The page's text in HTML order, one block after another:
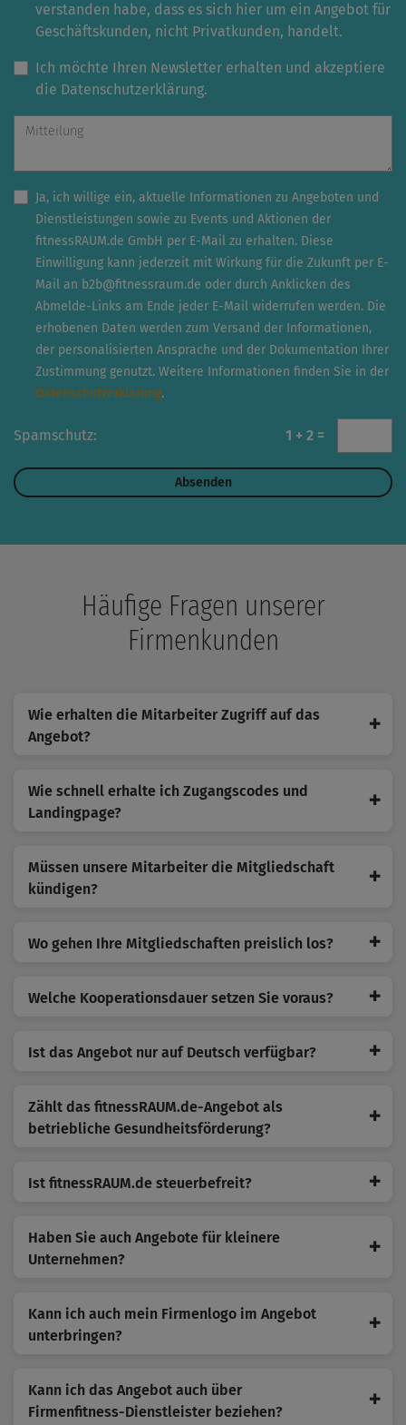
verstanden habe, dass es sich hier um ein Angebot für
Geschäftskunden, nicht Privatkunden, handelt.
Ich möchte Ihren Newsletter erhalten und akzeptiere
die Datenschutzerklärung.
Ja, ich willige ein, aktuelle Informationen zu Angeboten und
Dienstleistungen sowie zu Events und Aktionen der
fitnessRAUM.de GmbH per E-Mail zu erhalten. Diese
Einwilligung kann jederzeit mit Wirkung für die Zukunft per E-
Mail an b2b@fitnessraum.de oder durch Anklicken des
Abmelde-Links am Ende jeder E-Mail widerrufen werden. Die
erhobenen Daten werden zum Versand der Informationen,
der personalisierten Ansprache und der Dokumentation Ihrer
Zustimmung genutzt. Weitere Informationen finden Sie in der
Datenschutzerklärung.
Spamschutz: 1 + 2 =
Häufige Fragen unserer
Firmenkunden
Wie erhalten die Mitarbeiter Zugriff auf das
Angebot?
✚
Wie schnell erhalte ich Zugangscodes und
Landingpage?
✚
Müssen unsere Mitarbeiter die Mitgliedschaft
kündigen?
✚
Wo gehen Ihre Mitgliedschaften preislich los? ✚
Welche Kooperationsdauer setzen Sie voraus? ✚
Ist das Angebot nur auf Deutsch verfügbar? ✚
Zählt das fitnessRAUM.de-Angebot als
betriebliche Gesundheitsförderung?
✚
Ist fitnessRAUM.de steuerbefreit? ✚
Haben Sie auch Angebote für kleinere
Unternehmen?
✚
Kann ich auch mein Firmenlogo im Angebot
unterbringen?
✚
Kann ich das Angebot auch über
Firmenfitness-Dienstleister beziehen?
✚